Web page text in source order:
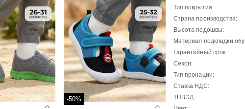
-50% -50%
Тип покрытия:
Страна производства:
Высота подошвы:
Материал подкладки
Гарантийный срок:
Сезон:
Тип пронации:
Ставка НДС:
ТНВЭД: